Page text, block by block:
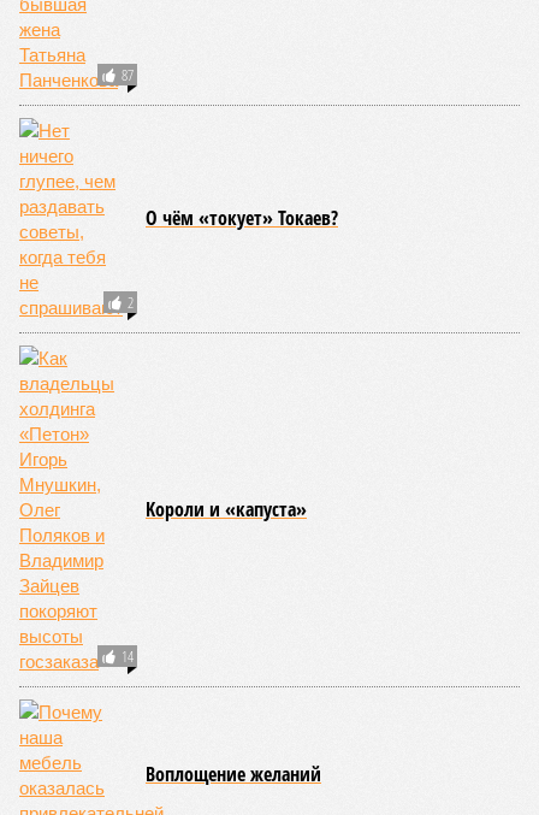
87
2
О чём «токует» Токаев?
14
Kороли и «капуста»
Воплощение желаний